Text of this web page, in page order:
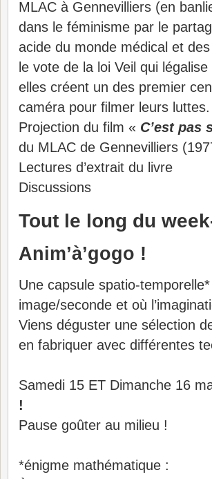
MLAC à Gennevilliers (en
dans le féminisme par le
acide du monde médical et
le vote de la loi Veil qui
elles créent un des premier
caméra pour ﬁlmer leurs luttes.
Projection du film « C’est pas
du MLAC de Gennevilliers
Lectures d’extrait du livre
Discussions
Tout le long du
Anim’à’gogo !
Une capsule spatio-
image/seconde et où
Viens déguster une sélection
en fabriquer avec différentes
Samedi 15 ET Dimanche 16
!
Pause goûter au milieu !
*énigme mathématique :